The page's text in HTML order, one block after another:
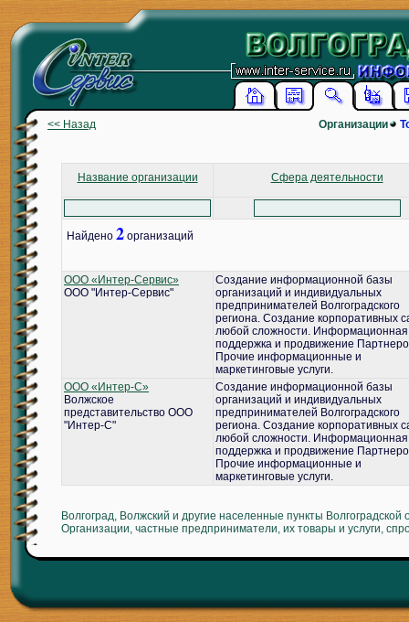
<< Назад Организации
Название организации Сфера деятельности
Найдено 2 организаций
ООО «Интер-Сервис»
ООО "Интер-Сервис"
Создание информационной базы
организаций и индивидуальных
предпринимателей Волгоградского
региона. Создание корпоративных
любой сложности. Информационная
поддержка и продвижение
Прочие информационные и
маркетинговые услуги.
ООО «Интер-С»
Волжское
представительство ООО
"Интер-С"
Создание информационной базы
организаций и индивидуальных
предпринимателей Волгоградского
региона. Создание корпоративных
любой сложности. Информационная
поддержка и продвижение
Прочие информационные и
маркетинговые услуги.
Волгоград, Волжский и другие населенные пункты Волгоградской
Организации, частные предприниматели, их товары и услуги,